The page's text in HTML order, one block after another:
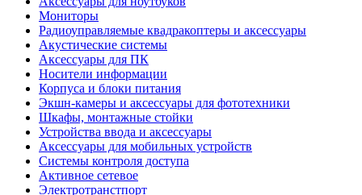
Мониторы
Радиоуправляемые квадракоптеры и аксессуары
Акустические системы
Аксессуары для ПК
Носители информации
Корпуса и блоки питания
Экшн-камеры и аксессуары для фототехники
Шкафы, монтажные стойки
Устройства ввода и аксессуары
Аксессуары для мобильных устройств
Системы контроля доступа
Активное сетевое
Электротранстпорт